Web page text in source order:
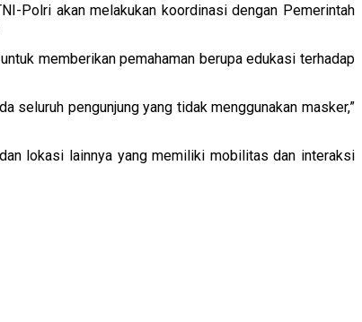
Polri akan melakukan koordinasi dengan Pemerintah
memberikan pemahaman berupa edukasi terhadap
seluruh pengunjung yang tidak menggunakan masker,”
lokasi lainnya yang memiliki mobilitas dan interaksi